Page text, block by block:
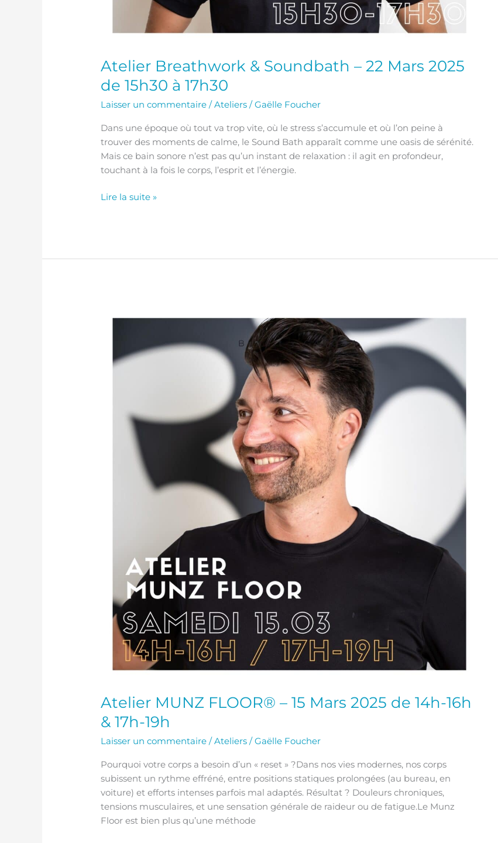
Atelier Breathwork & Soundbath – 22 Mars 2025
de 15h30 à 17h30
Laisser un commentaire /Ateliers /Gaëlle Foucher
Dans une époque où tout va trop vite, où le stress s’accumule et où l’on peine à
trouver des moments de calme, le Sound Bath apparaît comme une oasis de sérénité.
Mais ce bain sonore n’est pas qu’un instant de relaxation : il agit en profondeur,
touchant à la fois le corps, l’esprit et l’énergie.
Lire la suite »
Atelier MUNZ FLOOR® – 15 Mars 2025 de 14h-16h
& 17h-19h
Laisser un commentaire /Ateliers /Gaëlle Foucher
Pourquoi votre corps a besoin d’un « reset » ?Dans nos vies modernes, nos corps
subissent un rythme effréné, entre positions statiques prolongées (au bureau, en
voiture) et efforts intenses parfois mal adaptés. Résultat ? Douleurs chroniques,
tensions musculaires, et une sensation générale de raideur ou de fatigue.Le Munz
Floor est bien plus qu’une méthode
Mars